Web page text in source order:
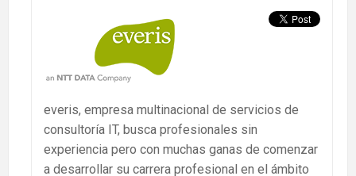
everis, empresa multinacional de servicios de
consultoría IT, busca profesionales sin
experiencia pero con muchas ganas de comenzar
a desarrollar su carrera profesional en el ámbito